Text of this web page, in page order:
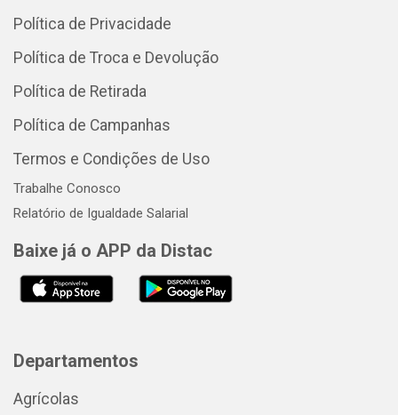
Política de Privacidade
Política de Troca e Devolução
Política de Retirada
Política de Campanhas
Termos e Condições de Uso
Trabalhe Conosco
Relatório de Igualdade Salarial
Baixe já o APP da Distac
Departamentos
Agrícolas